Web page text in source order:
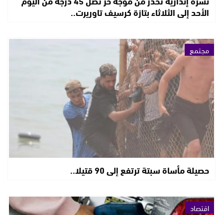
الأحد إلى الثلاثاء بتازة كرسيف تاوريرت..
مجتمع
حصيلة مأساة سبتة ترتفع إلى 90 قتيلا..
اقتصاد